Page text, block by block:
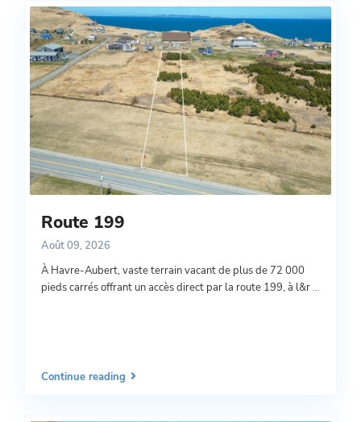
Route 199
Août 09, 2026
À Havre-Aubert, vaste terrain vacant de plus de 72 000
pieds carrés offrant un accès direct par la route 199, à l&r...
Continue reading